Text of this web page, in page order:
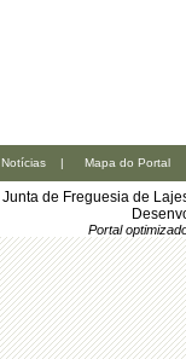
Notícias | Mapa do Portal
Junta de Freguesia de
Portal